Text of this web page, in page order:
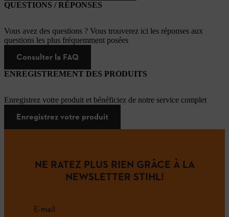
QUESTIONS / RÉPONSES
Vous avez des questions ? Vous trouverez ici les réponses aux
questions les plus fréquemment posées
Consulter la FAQ
ENREGISTREMENT DES PRODUITS
Enregistrez votre produit et bénéficiez de notre service complet
Enregistrez votre produit
NE RATEZ PLUS RIEN GRÂCE À LA
NEWSLETTER STIHL!
E-mail